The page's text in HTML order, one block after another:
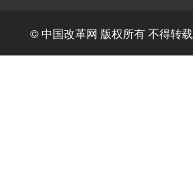
© 中国改革网 版权所有 不得转载